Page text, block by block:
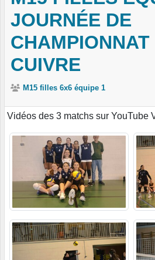
JOURNÉE DE
CUIVRE
M15 filles 6x6 équipe 1
Vidéos des 3 matchs sur YouTube